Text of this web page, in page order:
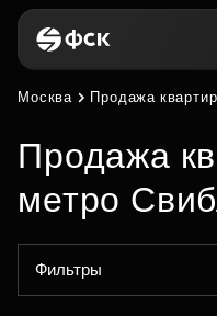
Москва Продажа
Продажа
метро
Фильтры